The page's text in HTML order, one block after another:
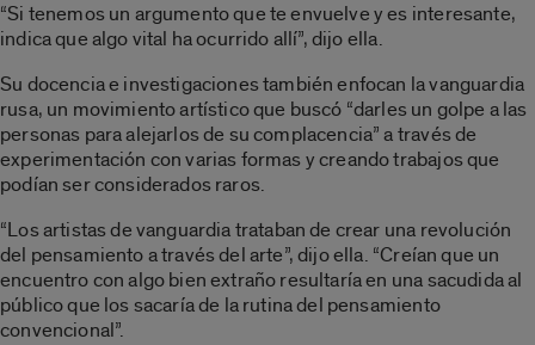
“Si tenemos un argumento que te envuelve y es interesante,
indica que algo vital ha ocurrido allí”, dijo ella.
Su docencia e investigaciones también enfocan la vanguardia
rusa, un movimiento artístico que buscó “darles un golpe a las
personas para alejarlos de su complacencia” a través de
experimentación con varias formas y creando trabajos que
podían ser considerados raros.
“Los artistas de vanguardia trataban de crear una revolución
del pensamiento a través del arte”, dijo ella. “Creían que un
encuentro con algo bien extraño resultaría en una sacudida al
público que los sacaría de la rutina del pensamiento
convencional”.